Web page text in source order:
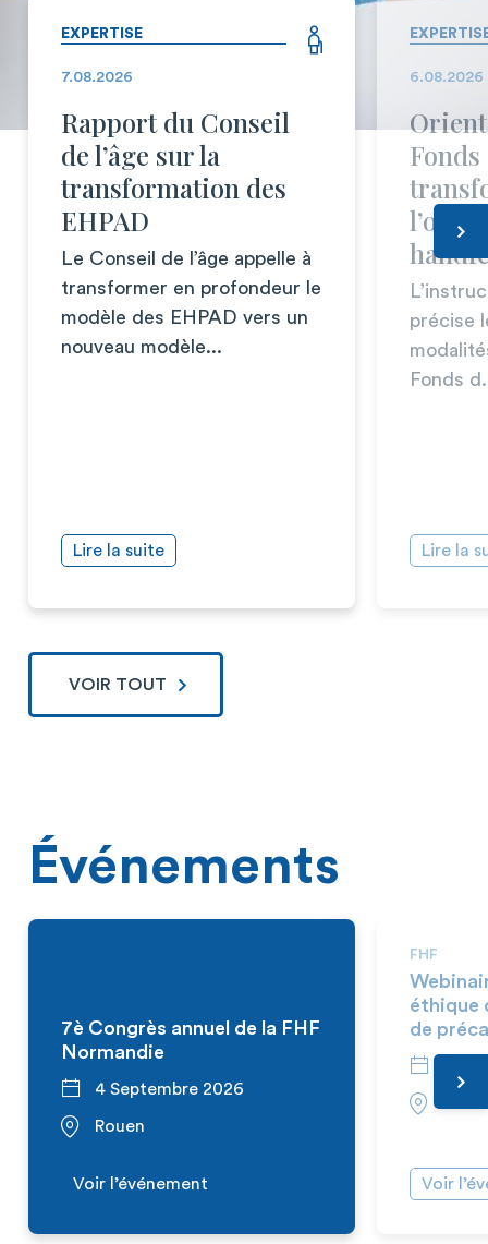
EXPERTISE
7.08.2026
Rapport du Conseil
de l’âge sur la
transformation des
EHPAD
Le Conseil de l’âge appelle à
transformer en profondeur le
modèle des EHPAD vers un
nouveau modèle...
Lire la suite
6.08.2026
Fonds
l’offre
précise
Fonds
Lire la
VOIR TOUT
Événements
7è Congrès annuel de la FHF
Normandie
4 Septembre 2026
Rouen
Voir l’événement
FHF
éthique
de
Voir